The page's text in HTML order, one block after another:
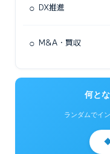
○ DX推進
○ M&A・買収
何と
ランダムでイ